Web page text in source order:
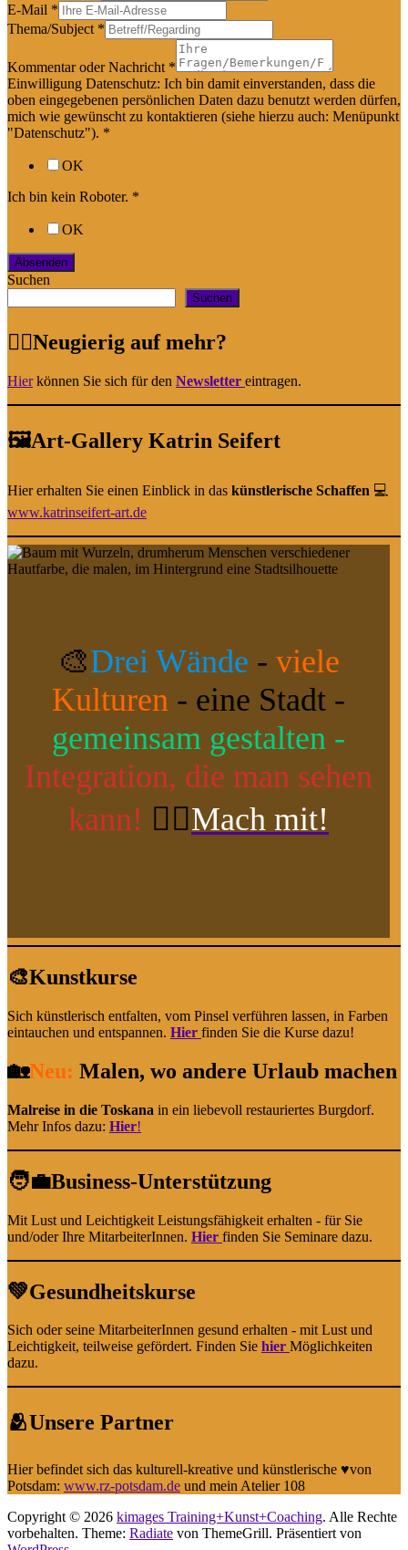
E-Mail *
Thema/Subject *
Kommentar oder Nachricht *
Einwilligung Datenschutz: Ich bin damit einverstanden, dass die
oben eingegebenen persönlichen Daten dazu benutzt werden dürfen,
mich wie gewünscht zu kontaktieren (siehe hierzu auch: Menüpunkt
"Datenschutz"). *
OK
Ich bin kein Roboter. *
OK
Absenden
Suchen
Suchen
✍🏻Neugierig auf mehr?
Hierkönnen Sie sich für den Newsletter eintragen.
🖼️Art-Gallery Katrin Seifert
Hier erhalten Sie einen Einblick in das künstlerische Schaffen 💻
www.katrinseifert-art.de
🎨Drei Wände - viele
Kulturen - eine Stadt -
gemeinsam gestalten -
Integration, die man sehen
kann! 👉🏼Mach mit!
🎨Kunstkurse
Sich künstlerisch entfalten, vom Pinsel verführen lassen, in Farben
eintauchen und entspannen. Hier finden Sie die Kurse dazu!
🏡Neu: Malen, wo andere Urlaub machen
Malreise in die Toskana in ein liebevoll restauriertes Burgdorf.
Mehr Infos dazu: Hier!
🧑‍💼Business-Unterstützung
Mit Lust und Leichtigkeit Leistungsfähigkeit erhalten - für Sie
und/oder Ihre MitarbeiterInnen. Hier finden Sie Seminare dazu.
💚Gesundheitskurse
Sich oder seine MitarbeiterInnen gesund erhalten - mit Lust und
Leichtigkeit, teilweise gefördert. Finden Sie hier Möglichkeiten
dazu.
🫂Unsere Partner
Hier befindet sich das kulturell-kreative und künstlerische ♥️von
Potsdam: www.rz-potsdam.de und mein Atelier 108
Copyright © 2026 kimages Training+Kunst+Coaching. Alle Rechte
vorbehalten. Theme: Radiate von ThemeGrill. Präsentiert von